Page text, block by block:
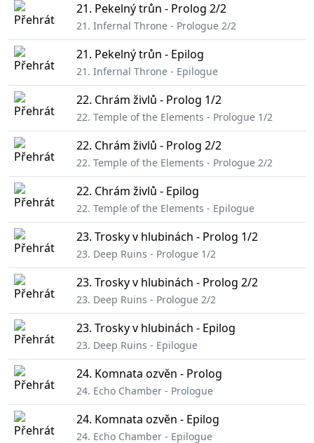
21. Pekelný trůn - Prolog 2/2
21. Infernal Throne - Prologue 2/2
21. Pekelný trůn - Epilog
21. Infernal Throne - Epilogue
22. Chrám živlů - Prolog 1/2
22. Temple of the Elements - Prologue 1/2
22. Chrám živlů - Prolog 2/2
22. Temple of the Elements - Prologue 2/2
22. Chrám živlů - Epilog
22. Temple of the Elements - Epilogue
23. Trosky v hlubinách - Prolog 1/2
23. Deep Ruins - Prologue 1/2
23. Trosky v hlubinách - Prolog 2/2
23. Deep Ruins - Prologue 2/2
23. Trosky v hlubinách - Epilog
23. Deep Ruins - Epilogue
24. Komnata ozvěn - Prolog
24. Echo Chamber - Prologue
24. Komnata ozvěn - Epilog
24. Echo Chamber - Epilogue